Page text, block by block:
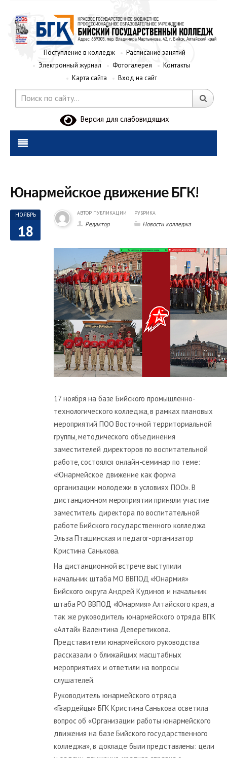
Поступление в колледж
Расписание занятий
Электронный журнал
Фотогалерея
Контакты
Карта сайта
Вход на сайт
Версия для слабовидящих
Юнармейское движение БГК!
НОЯБРЬ
18
АВТОР ПУБЛИКАЦИИ
Редактор
РУБРИКА
Новости колледжа
17 ноября на базе Бийского промышленно-
технологического колледжа, в рамках плановых
мероприятий ПОО Восточной территориальной
группы, методического объединения
заместителей директоров по воспитательной
работе, состоялся онлайн-семинар по теме:
«Юнармейское движение как форма
организации молодежи в условиях ПОО». В
дистанционном мероприятии приняли участие
заместитель директора по воспитательной
работе Бийского государственного колледжа
Эльза Пташинская и педагог-организатор
Кристина Санькова.
На дистанционной встрече выступили
начальник штаба МО ВВПОД «Юнармия»
Бийского округа Андрей Кудинов и начальник
штаба РО ВВПОД «Юнармия» Алтайского края, а
так же руководитель юнармейского отряда ВПК
«Алтай» Валентина Деверетикова.
Представители юнармейского руководства
рассказали о ближайших масштабных
мероприятиях и ответили на вопросы
слушателей.
Руководитель юнармейского отряда
«Гвардейцы» БГК Кристина Санькова осветила
вопрос об «Организации работы юнармейского
движения на базе Бийского государственного
колледжа», в докладе были представлены: цели